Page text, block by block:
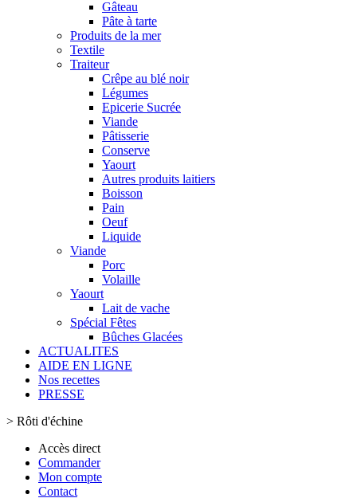
Gâteau
Pâte à tarte
Produits de la mer
Textile
Traiteur
Crêpe au blé noir
Légumes
Epicerie Sucrée
Viande
Pâtisserie
Conserve
Yaourt
Autres produits laitiers
Boisson
Pain
Oeuf
Liquide
Viande
Porc
Volaille
Yaourt
Lait de vache
Spécial Fêtes
Bûches Glacées
ACTUALITES
AIDE EN LIGNE
Nos recettes
PRESSE
> Rôti d'échine
Accès direct
Commander
Mon compte
Contact